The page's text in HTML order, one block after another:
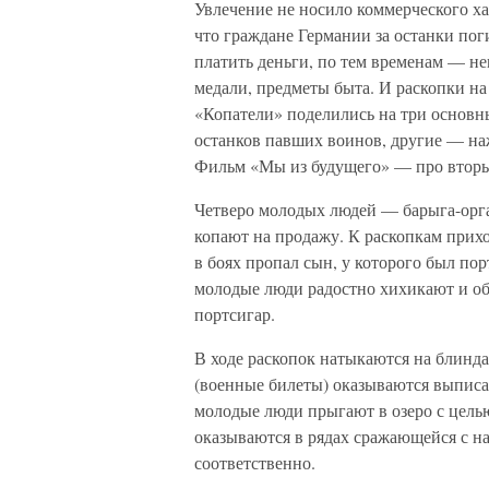
Увлечение не носило коммерческого
что граждане Германии за останки
платить деньги, по тем временам —
медали, предметы быта. И раскопки
«Копатели» поделились на три
останков павших воинов, другие —
Фильм «Мы из будущего» — про
Четверо молодых людей — барыга-
копают на продажу. К раскопкам
в боях пропал сын, у которого был
молодые люди радостно хихикают и
портсигар.
В ходе раскопок натыкаются на
(военные билеты) оказываются
молодые люди прыгают в озеро с
оказываются в рядах сражающейся с
соответственно.